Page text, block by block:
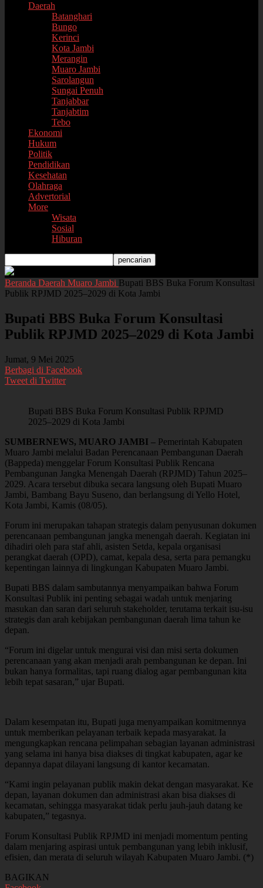
Daerah
Batanghari
Bungo
Kerinci
Kota Jambi
Merangin
Muaro Jambi
Sarolangun
Sungai Penuh
Tanjabbar
Tanjabtim
Tebo
Ekonomi
Hukum
Politik
Pendidikan
Kesehatan
Olahraga
Advertorial
More
Wisata
Sosial
Hiburan
Beranda Daerah Muaro Jambi Bupati BBS Buka Forum Konsultasi
Publik RPJMD 2025–2029 di Kota Jambi
Bupati BBS Buka Forum Konsultasi
Publik RPJMD 2025–2029 di Kota Jambi
Jumat, 9 Mei 2025
Berbagi di Facebook
Tweet di Twitter
Bupati BBS Buka Forum Konsultasi Publik RPJMD
2025–2029 di Kota Jambi
SUMBERNEWS, MUARO JAMBI – Pemerintah Kabupaten
Muaro Jambi melalui Badan Perencanaan Pembangunan Daerah
(Bappeda) menggelar Forum Konsultasi Publik Rencana
Pembangunan Jangka Menengah Daerah (RPJMD) Tahun 2025–
2029. Acara tersebut dibuka secara langsung oleh Bupati Muaro
Jambi, Bambang Bayu Suseno, dan berlangsung di Yello Hotel,
Kota Jambi, Kamis (08/05).
Forum ini merupakan tahapan strategis dalam penyusunan dokumen
perencanaan pembangunan jangka menengah daerah. Kegiatan ini
dihadiri oleh para staf ahli, asisten Setda, kepala organisasi
perangkat daerah (OPD), camat, kepala desa, serta para pemangku
kepentingan lainnya di lingkungan Kabupaten Muaro Jambi.
Bupati BBS dalam sambutannya menyampaikan bahwa Forum
Konsultasi Publik ini penting sebagai wadah untuk menjaring
masukan dan saran dari seluruh stakeholder, terutama terkait isu-isu
strategis dan arah kebijakan pembangunan daerah lima tahun ke
depan.
“Forum ini digelar untuk mengurai visi dan misi serta dokumen
perencanaan yang akan menjadi arah pembangunan ke depan. Ini
bukan hanya formalitas, tapi ruang dialog agar pembangunan kita
lebih tepat sasaran,” ujar Bupati.
Dalam kesempatan itu, Bupati juga menyampaikan komitmennya
untuk memberikan pelayanan terbaik kepada masyarakat. Ia
mengungkapkan rencana pelimpahan sebagian layanan administrasi
yang selama ini hanya bisa diakses di tingkat kabupaten, agar ke
depannya dapat dilayani langsung di kantor kecamatan.
“Kami ingin pelayanan publik makin dekat dengan masyarakat. Ke
depan, layanan dokumen dan administrasi akan bisa diakses di
kecamatan, sehingga masyarakat tidak perlu jauh-jauh datang ke
kabupaten,” tegasnya.
Forum Konsultasi Publik RPJMD ini menjadi momentum penting
dalam menjaring aspirasi untuk pembangunan yang lebih inklusif,
efisien, dan merata di seluruh wilayah Kabupaten Muaro Jambi. (*)
BAGIKAN